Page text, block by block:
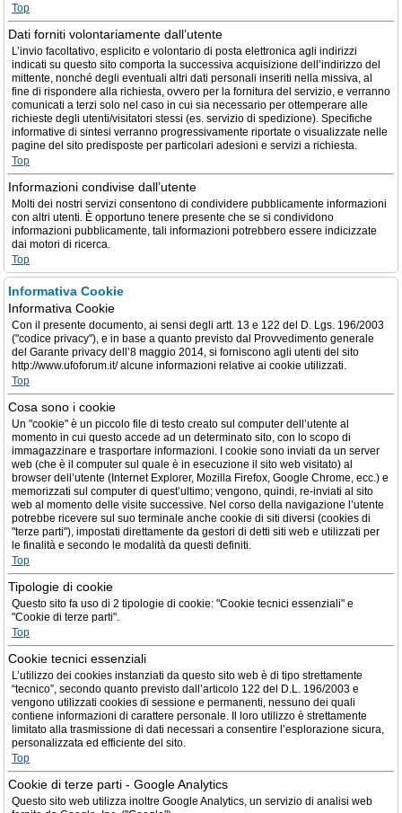
Top
Dati forniti volontariamente dall’utente
L’invio facoltativo, esplicito e volontario di posta elettronica agli indirizzi
indicati su questo sito comporta la successiva acquisizione dell’indirizzo del
mittente, nonché degli eventuali altri dati personali inseriti nella missiva, al
fine di rispondere alla richiesta, ovvero per la fornitura del servizio, e verranno
comunicati a terzi solo nel caso in cui sia necessario per ottemperare alle
richieste degli utenti/visitatori stessi (es. servizio di spedizione). Specifiche
informative di sintesi verranno progressivamente riportate o visualizzate nelle
pagine del sito predisposte per particolari adesioni e servizi a richiesta.
Top
Informazioni condivise dall’utente
Molti dei nostri servizi consentono di condividere pubblicamente informazioni
con altri utenti. È opportuno tenere presente che se si condividono
informazioni pubblicamente, tali informazioni potrebbero essere indicizzate
dai motori di ricerca.
Top
Informativa Cookie
Informativa Cookie
Con il presente documento, ai sensi degli artt. 13 e 122 del D. Lgs. 196/2003
("codice privacy"), e in base a quanto previsto dal Provvedimento generale
del Garante privacy dell’8 maggio 2014, si forniscono agli utenti del sito
http://www.ufoforum.it/ alcune informazioni relative ai cookie utilizzati.
Top
Cosa sono i cookie
Un "cookie" è un piccolo file di testo creato sul computer dell’utente al
momento in cui questo accede ad un determinato sito, con lo scopo di
immagazzinare e trasportare informazioni. I cookie sono inviati da un server
web (che è il computer sul quale è in esecuzione il sito web visitato) al
browser dell’utente (Internet Explorer, Mozilla Firefox, Google Chrome, ecc.) e
memorizzati sul computer di quest’ultimo; vengono, quindi, re-inviati al sito
web al momento delle visite successive. Nel corso della navigazione l’utente
potrebbe ricevere sul suo terminale anche cookie di siti diversi (cookies di
"terze parti"), impostati direttamente da gestori di detti siti web e utilizzati per
le finalità e secondo le modalità da questi definiti.
Top
Tipologie di cookie
Questo sito fa uso di 2 tipologie di cookie: "Cookie tecnici essenziali" e
"Cookie di terze parti".
Top
Cookie tecnici essenziali
L’utilizzo dei cookies instanziati da questo sito web è di tipo strettamente
“tecnico”, secondo quanto previsto dall’articolo 122 del D.L. 196/2003 e
vengono utilizzati cookies di sessione e permanenti, nessuno dei quali
contiene informazioni di carattere personale. Il loro utilizzo è strettamente
limitato alla trasmissione di dati necessari a consentire l’esplorazione sicura,
personalizzata ed efficiente del sito.
Top
Cookie di terze parti - Google Analytics
Questo sito web utilizza inoltre Google Analytics, un servizio di analisi web